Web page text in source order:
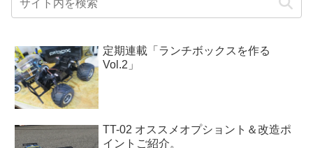
定期連載「ランチボックスを作る
Vol.2」
TT-02 オススメオプショント＆改造ポ
イントご紹介。